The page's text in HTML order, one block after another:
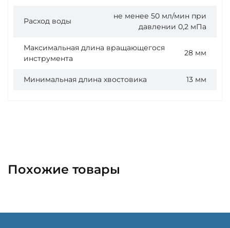
Расход воды
не менее 50 мл/мин при
давлении 0,2 мПа
Максимальная длина вращающегося
инструмента
28 мм
Минимальная длина хвостовика 13 мм
Похожие товары